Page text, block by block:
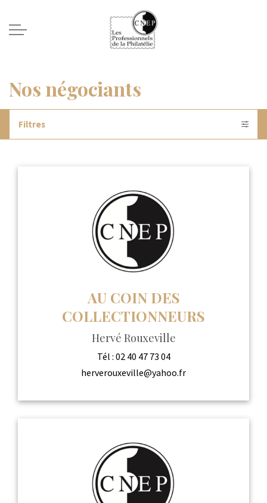
Nos négociants
Filtres
AU COIN DES
COLLECTIONNEURS
Hervé Rouxeville
Tél : 02 40 47 73 04
herverouxeville@yahoo.fr